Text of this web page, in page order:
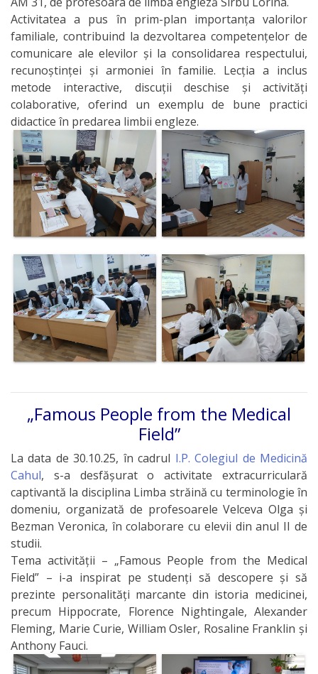
practică
Voluntariat
Asigurarea
calității
Activității
CEIAC
Regulatory
acts
Internațional
Admitere
Contacts
Activitatea a pus în prim-plan importanța valorilor
familiale, contribuind la dezvoltarea competențelor de
comunicare ale elevilor și la consolidarea respectului,
recunoștinței și armoniei în familie. Lecția a inclus
metode interactive, discuții deschise și activități
colaborative, oferind un exemplu de bune practici
didactice în predarea limbii engleze.
„Famous People from the Medical
Field”
La data de 30.10.25, în cadrul I.P. Colegiul de Medicină
Cahul, s-a desfășurat o activitate extracurriculară
captivantă la disciplina Limba străină cu terminologie în
domeniu, organizată de profesoarele Velceva Olga și
Bezman Veronica, în colaborare cu elevii din anul II de
studii.
Tema activității – „Famous People from the Medical
Field” – i-a inspirat pe studenți să descopere și să
prezinte personalități marcante din istoria medicinei,
precum Hippocrate, Florence Nightingale, Alexander
Fleming, Marie Curie, William Osler, Rosaline Franklin și
Anthony Fauci.